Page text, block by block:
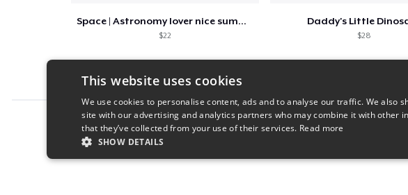
Space | Astronomy lover nice summer tee
$22
Daddy's Little
$28
Report this product
This website uses cookies
We use cookies to personalise content, ads and to analyse our traffic. We also
site with our advertising and analytics partners who may combine it with other
that they’ve collected from your use of their services. Read more
SHOW DETAILS